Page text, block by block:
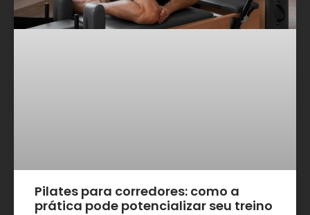
Pilates para corredores: como a
prática pode potencializar seu treino